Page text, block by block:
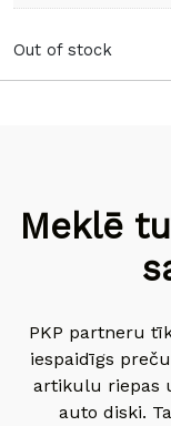
Out of stock
Meklē
PKP partneru
iespaidīgs
artikulu riepas
auto diski.